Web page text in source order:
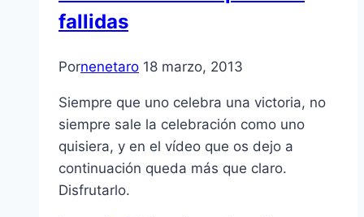
fallidas
Pornenetaro 18 marzo, 2013
Siempre que uno celebra una victoria, no
siempre sale la celebración como uno
quisiera, y en el ví­deo que os dejo a
continuación queda más que claro.
Disfrutarlo.